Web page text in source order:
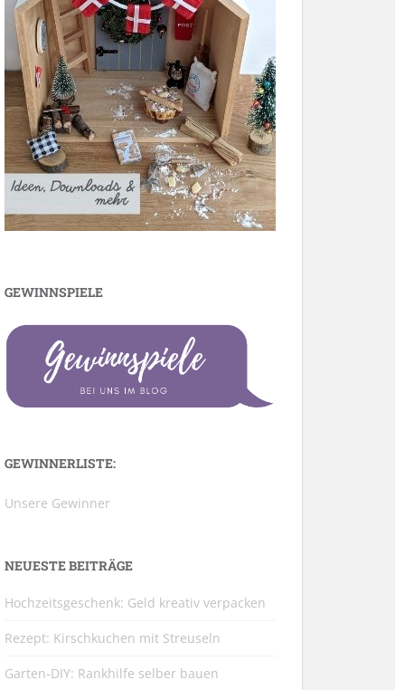
GEWINNSPIELE
GEWINNERLISTE:
Unsere Gewinner
NEUESTE BEITRÄGE
Hochzeitsgeschenk: Geld kreativ verpacken
Rezept: Kirschkuchen mit Streuseln
Garten-DIY: Rankhilfe selber bauen